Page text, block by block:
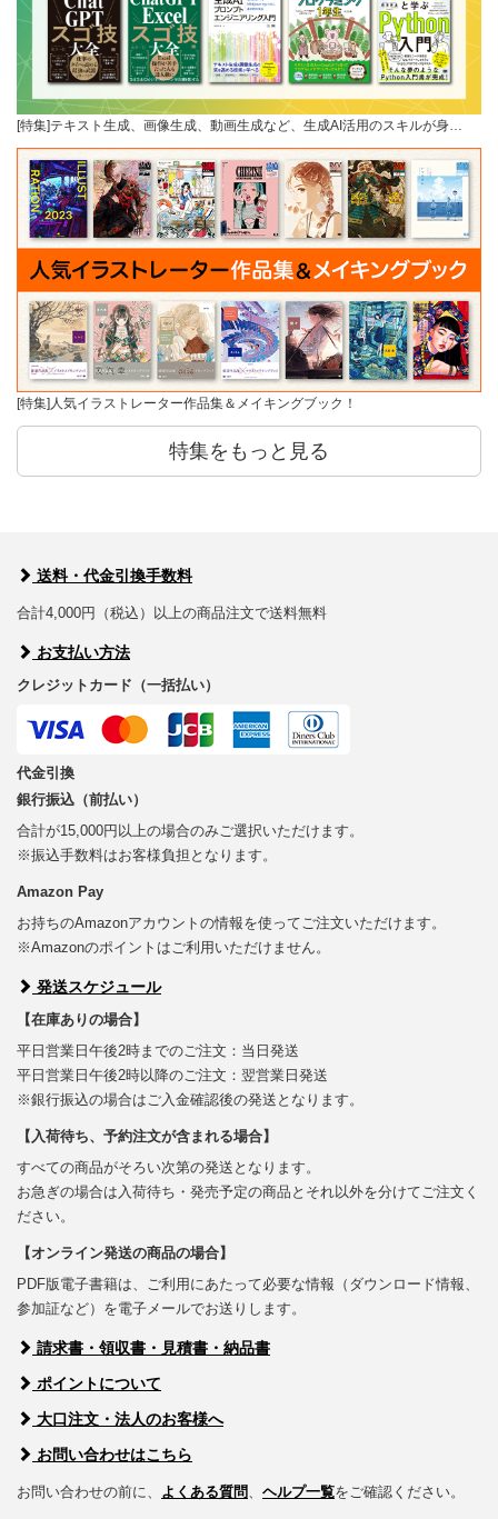
[特集]テキスト生成、画像生成、動画生成など、生成AI活用のスキルが身…
[特集]人気イラストレーター作品集＆メイキングブック！
特集をもっと見る
送料・代金引換手数料
合計4,000円（税込）以上の商品注文で送料無料
お支払い方法
クレジットカード（一括払い）
代金引換
銀行振込（前払い）
合計が15,000円以上の場合のみご選択いただけます。
※振込手数料はお客様負担となります。
Amazon Pay
お持ちのAmazonアカウントの情報を使ってご注文いただけます。
※Amazonのポイントはご利用いただけません。
発送スケジュール
【在庫ありの場合】
平日営業日午後2時までのご注文：当日発送
平日営業日午後2時以降のご注文：翌営業日発送
※銀行振込の場合はご入金確認後の発送となります。
【入荷待ち、予約注文が含まれる場合】
すべての商品がそろい次第の発送となります。
お急ぎの場合は入荷待ち・発売予定の商品とそれ以外を分けてご注文く
ださい。
【オンライン発送の商品の場合】
PDF版電子書籍は、ご利用にあたって必要な情報（ダウンロード情報、
参加証など）を電子メールでお送りします。
請求書・領収書・見積書・納品書
ポイントについて
大口注文・法人のお客様へ
お問い合わせはこちら
お問い合わせの前に、 よくある質問 ヘルプ一覧をご確認ください。